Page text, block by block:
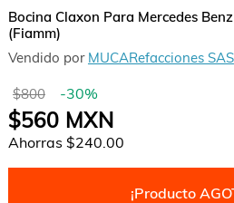
Bocina Claxon Para Mercedes
(Fiamm)
Vendido por MUCARefacciones SAS
$800 -30%
$560MXN
Ahorras $240.00
¡Producto